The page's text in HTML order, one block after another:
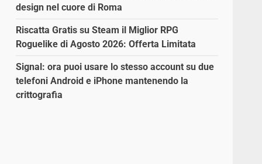
design nel cuore di Roma
Riscatta Gratis su Steam il Miglior RPG
Roguelike di Agosto 2026: Offerta Limitata
Signal: ora puoi usare lo stesso account su due
telefoni Android e iPhone mantenendo la
crittografia